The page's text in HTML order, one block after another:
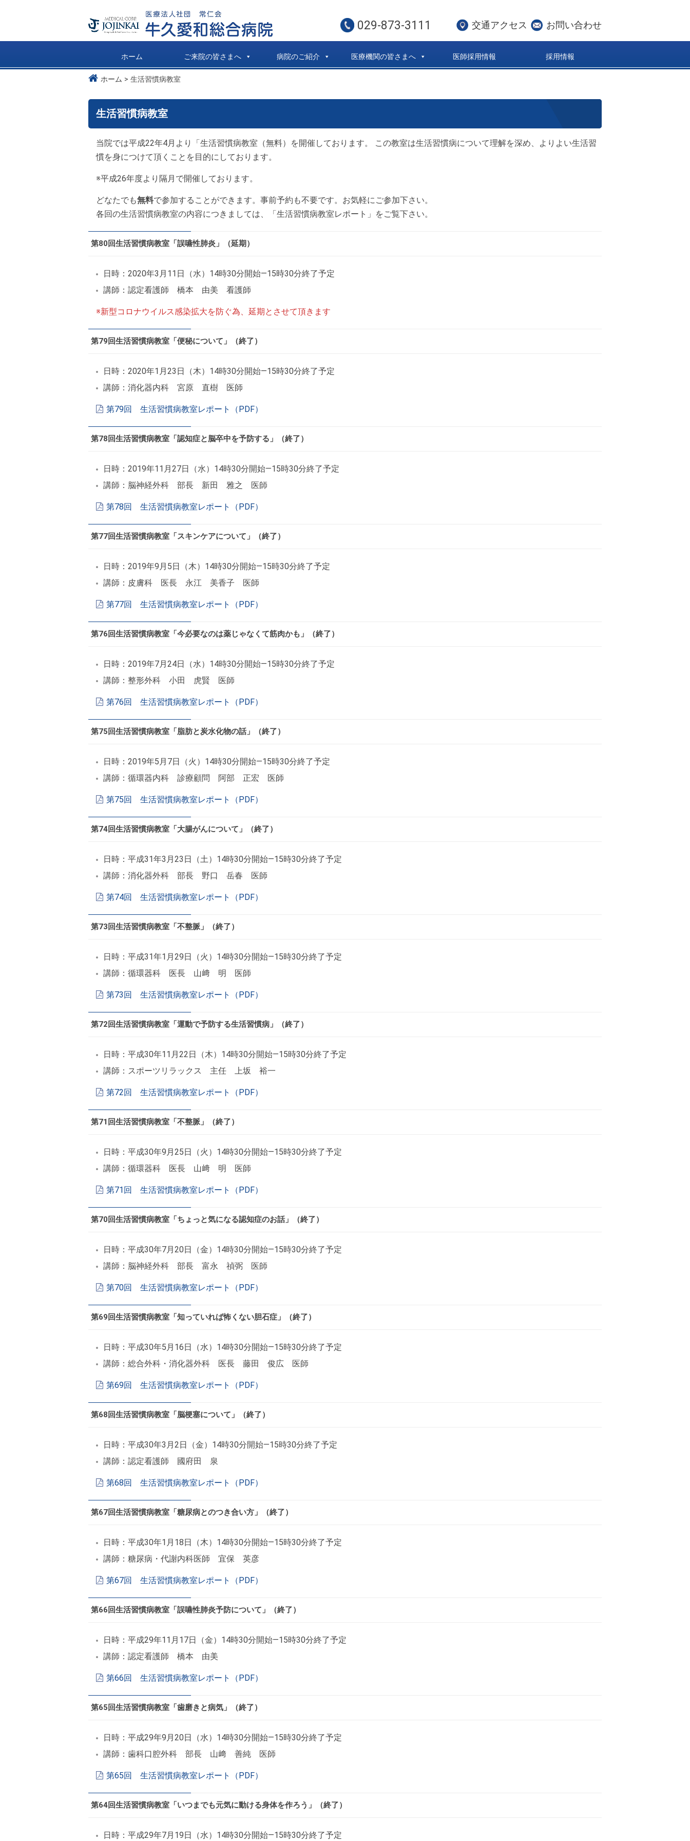
029-873-3111 交通アクセス お問い合わせ
ホーム ご来院の皆さまへ 病院のご紹介 医療機関の皆さまへ 医師採用情報 採用情報
ホーム 生活習慣病教室
生活習慣病教室
当院では平成22年4月より「生活習慣病教室（無料）を開催しております。 この教室は生活習慣病について理解を深め、よりよい生活習
慣を身につけて頂くことを目的にしております。
※平成26年度より隔月で開催しております。
どなたでも無料で参加することができます。事前予約も不要です。お気軽にご参加下さい。
各回の生活習慣病教室の内容につきましては、「生活習慣病教室レポート」をご覧下さい。
第80回生活習慣病教室「誤嚥性肺炎」（延期）
日時：2020年3月11日（水）14時30分開始―15時30分終了予定
講師：認定看護師 橋本 由美 看護師
※新型コロナウイルス感染拡大を防ぐ為、延期とさせて頂きます
第79回生活習慣病教室「便秘について」（終了）
日時：2020年1月23日（木）14時30分開始―15時30分終了予定
講師：消化器内科 宮原 直樹 医師
第79回 生活習慣病教室レポート（PDF）
第78回生活習慣病教室「認知症と脳卒中を予防する」（終了）
日時：2019年11月27日（水）14時30分開始―15時30分終了予定
講師：脳神経外科 部長 新田 雅之 医師
第78回 生活習慣病教室レポート（PDF）
第77回生活習慣病教室「スキンケアについて」（終了）
日時：2019年9月5日（木）14時30分開始―15時30分終了予定
講師：皮膚科 医長 永江 美香子 医師
第77回 生活習慣病教室レポート（PDF）
第76回生活習慣病教室「今必要なのは薬じゃなくて筋肉かも」（終了）
日時：2019年7月24日（水）14時30分開始―15時30分終了予定
講師：整形外科 小田 虎賢 医師
第76回 生活習慣病教室レポート（PDF）
第75回生活習慣病教室「脂肪と炭水化物の話」（終了）
日時：2019年5月7日（火）14時30分開始―15時30分終了予定
講師：循環器内科 診療顧問 阿部 正宏 医師
第75回 生活習慣病教室レポート（PDF）
第74回生活習慣病教室「大腸がんについて」（終了）
日時：平成31年3月23日（土）14時30分開始―15時30分終了予定
講師：消化器外科 部長 野口 岳春 医師
第74回 生活習慣病教室レポート（PDF）
第73回生活習慣病教室「不整脈」（終了）
日時：平成31年1月29日（火）14時30分開始―15時30分終了予定
講師：循環器科 医長 山﨑 明 医師
第73回 生活習慣病教室レポート（PDF）
第72回生活習慣病教室「運動で予防する生活習慣病」（終了）
日時：平成30年11月22日（木）14時30分開始―15時30分終了予定
講師：スポーツリラックス 主任 上坂 裕一
第72回 生活習慣病教室レポート（PDF）
第71回生活習慣病教室「不整脈」（終了）
日時：平成30年9月25日（火）14時30分開始―15時30分終了予定
講師：循環器科 医長 山﨑 明 医師
第71回 生活習慣病教室レポート（PDF）
第70回生活習慣病教室「ちょっと気になる認知症のお話」（終了）
日時：平成30年7月20日（金）14時30分開始―15時30分終了予定
講師：脳神経外科 部長 富永 禎弼 医師
第70回 生活習慣病教室レポート（PDF）
第69回生活習慣病教室「知っていれば怖くない胆石症」（終了）
日時：平成30年5月16日（水）14時30分開始―15時30分終了予定
講師：総合外科・消化器外科 医長 藤田 俊広 医師
第69回 生活習慣病教室レポート（PDF）
第68回生活習慣病教室「脳梗塞について」（終了）
日時：平成30年3月2日（金）14時30分開始―15時30分終了予定
講師：認定看護師 國府田 泉
第68回 生活習慣病教室レポート（PDF）
第67回生活習慣病教室「糖尿病とのつき合い方」（終了）
日時：平成30年1月18日（木）14時30分開始―15時30分終了予定
講師：糖尿病・代謝内科医師 宜保 英彦
第67回 生活習慣病教室レポート（PDF）
第66回生活習慣病教室「誤嚥性肺炎予防について」（終了）
日時：平成29年11月17日（金）14時30分開始―15時30分終了予定
講師：認定看護師 橋本 由美
第66回 生活習慣病教室レポート（PDF）
第65回生活習慣病教室「歯磨きと病気」（終了）
日時：平成29年9月20日（水）14時30分開始―15時30分終了予定
講師：歯科口腔外科 部長 山﨑 善純 医師
第65回 生活習慣病教室レポート（PDF）
第64回生活習慣病教室「いつまでも元気に動ける身体を作ろう」（終了）
日時：平成29年7月19日（水）14時30分開始―15時30分終了予定